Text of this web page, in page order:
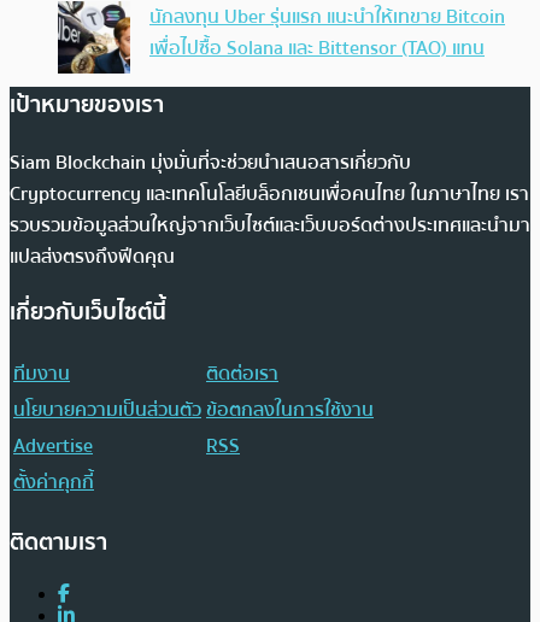
นักลงทุน Uber รุ่นแรก แนะนำให้เทขาย Bitcoin
เพื่อไปซื้อ Solana และ Bittensor (TAO) แทน
เป้าหมายของเรา
Siam Blockchain มุ่งมั่นที่จะช่วยนำเสนอสารเกี่ยวกับ
Cryptocurrency และเทคโนโลยีบล็อกเชนเพื่อคนไทย ในภาษาไทย เรา
รวบรวมข้อมูลส่วนใหญ่จากเว็บไซต์และเว็บบอร์ดต่างประเทศและนำมา
แปลส่งตรงถึงฟีดคุณ
เกี่ยวกับเว็บไซต์นี้
ทีมงาน
ติดต่อเรา
นโยบายความเป็นส่วนตัวข้อตกลงในการใช้งาน
Advertise
RSS
ตั้งค่าคุกกี้
ติดตามเรา